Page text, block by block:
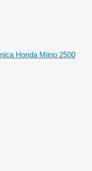
Honda Miino 2500